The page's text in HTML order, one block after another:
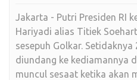
Jakarta - Putri Presiden RI
Hariyadi alias Titiek
sesepuh Golkar.
diundang ke kediamannya
muncul sesaat ketika akan